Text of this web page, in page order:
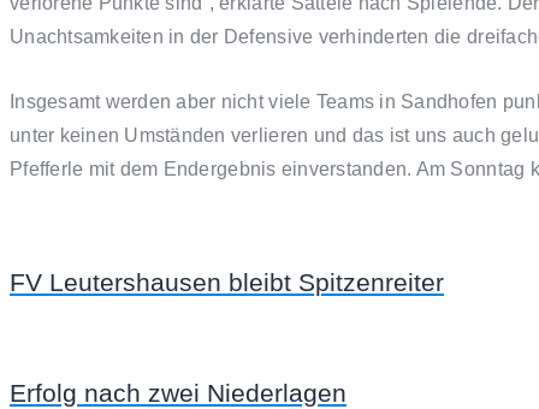
Unachtsamkeiten in der Defensive verhinderten die
Insgesamt werden aber nicht viele Teams in Sandhofen
unter keinen Umständen verlieren und das ist uns auch
Pfefferle mit dem Endergebnis einverstanden. Am
FV Leutershausen bleibt Spitzenreiter
Erfolg nach zwei Niederlagen